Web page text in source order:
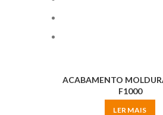
ACABAMENTO
F1000
LER MAIS